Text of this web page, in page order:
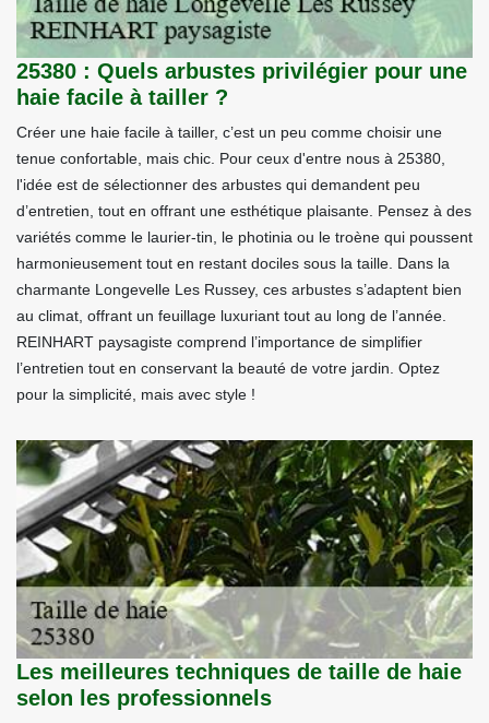
25380 : Quels arbustes privilégier pour une
haie facile à tailler ?
Créer une haie facile à tailler, c’est un peu comme choisir une
tenue confortable, mais chic. Pour ceux d'entre nous à 25380,
l'idée est de sélectionner des arbustes qui demandent peu
d’entretien, tout en offrant une esthétique plaisante. Pensez à des
variétés comme le laurier-tin, le photinia ou le troène qui poussent
harmonieusement tout en restant dociles sous la taille. Dans la
charmante Longevelle Les Russey, ces arbustes s’adaptent bien
au climat, offrant un feuillage luxuriant tout au long de l’année.
REINHART paysagiste comprend l’importance de simplifier
l’entretien tout en conservant la beauté de votre jardin. Optez
pour la simplicité, mais avec style !
Les meilleures techniques de taille de haie
selon les professionnels